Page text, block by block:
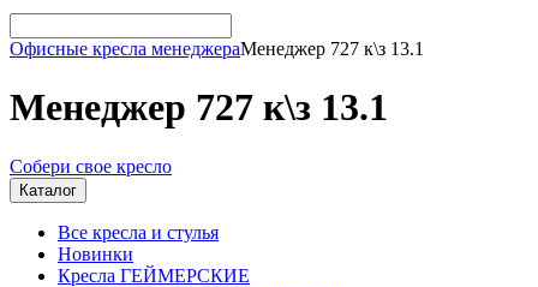
Офисные кресла менеджераМенеджер 727 к\з 13.1
Менеджер 727 к\з 13.1
Собери свое кресло
Каталог
Все кресла и стулья
Новинки
Кресла ГЕЙМЕРСКИЕ